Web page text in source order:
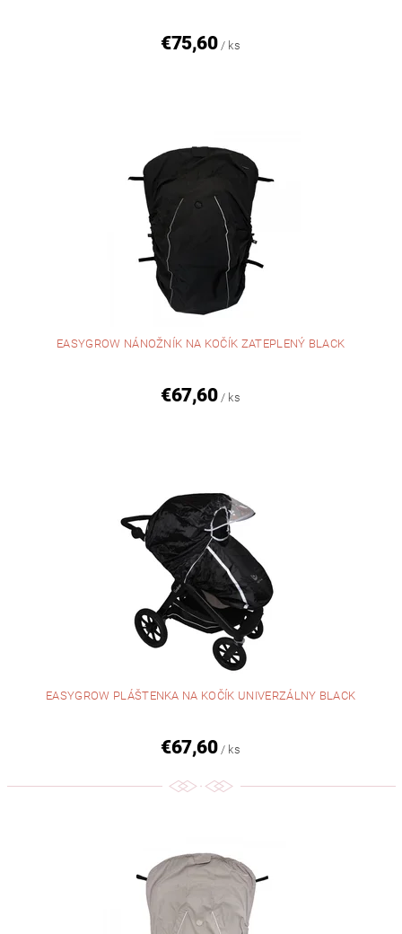
€75,60 / ks
EASYGROW NÁNOŽNÍK NA KOČÍK ZATEPLENÝ BLACK
€67,60 / ks
EASYGROW PLÁŠTENKA NA KOČÍK UNIVERZÁLNY BLACK
€67,60 / ks